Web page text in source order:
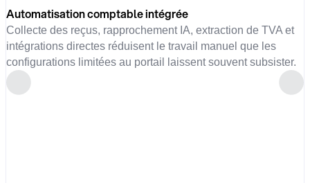
Automatisation comptable intégrée
Collecte des reçus, rapprochement IA, extraction de TVA et
intégrations directes réduisent le travail manuel que les
configurations limitées au portail laissent souvent subsister.